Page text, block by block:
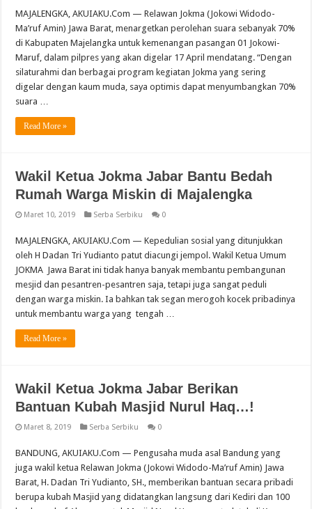
MAJALENGKA, AKUIAKU.Com — Relawan Jokma (Jokowi Widodo-
Ma’ruf Amin) Jawa Barat, menargetkan perolehan suara sebanyak 70%
di Kabupaten Majelangka untuk kemenangan pasangan 01 Jokowi-
Maruf, dalam pilpres yang akan digelar 17 April mendatang. “Dengan
silaturahmi dan berbagai program kegiatan Jokma yang sering
digelar dengan kaum muda, saya optimis dapat menyumbangkan 70%
suara …
Read More »
Wakil Ketua Jokma Jabar Bantu Bedah
Rumah Warga Miskin di Majalengka
Maret 10, 2019 Serba Serbiku 0
MAJALENGKA, AKUIAKU.Com — Kepedulian sosial yang ditunjukkan
oleh H Dadan Tri Yudianto patut diacungi jempol. Wakil Ketua Umum
JOKMA Jawa Barat ini tidak hanya banyak membantu pembangunan
mesjid dan pesantren-pesantren saja, tetapi juga sangat peduli
dengan warga miskin. Ia bahkan tak segan merogoh kocek pribadinya
untuk membantu warga yang tengah …
Read More »
Wakil Ketua Jokma Jabar Berikan
Bantuan Kubah Masjid Nurul Haq…!
Maret 8, 2019 Serba Serbiku 0
BANDUNG, AKUIAKU.Com — Pengusaha muda asal Bandung yang
juga wakil ketua Relawan Jokma (Jokowi Widodo-Ma’ruf Amin) Jawa
Barat, H. Dadan Tri Yudianto, SH., memberikan bantuan secara pribadi
berupa kubah Masjid yang didatangkan langsung dari Kediri dan 100